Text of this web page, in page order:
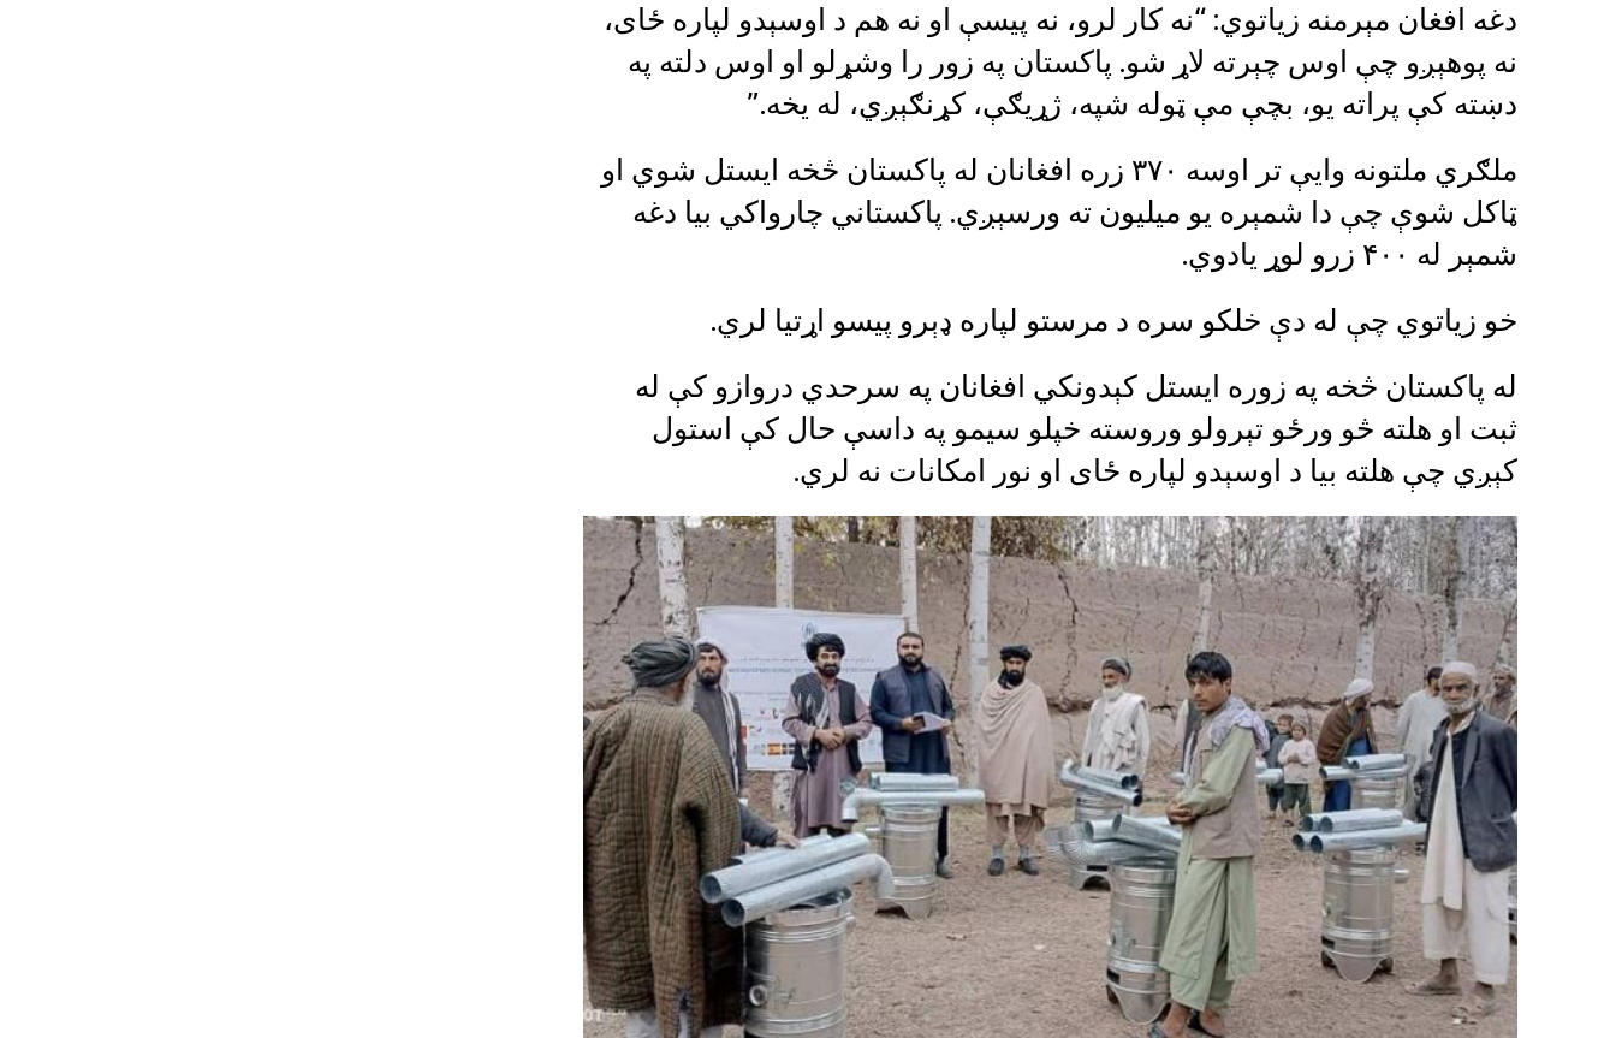
دغه افغان مېرمنه زیاتوي: “نه کار لرو، نه پیسې او نه هم د اوسېدو لپاره ځای،
نه پوهېږو چې اوس چېرته لاړ شو. پاکستان په زور را وشړلو او اوس دلته په
دښته کې پراته یو، بچې مې ټوله شپه، ژړیګې، کړنګېږي، له یخه.”
ملګري ملتونه وایې تر اوسه ۳۷۰ زره افغانان له پاکستان څخه ایستل شوي او
ټاکل شوې چې دا شمېره یو میلیون ته ورسېږي. پاکستاني چارواکي بیا دغه
شمېر له ۴۰۰ زرو لوړ یادوي.
خو زیاتوي چې له دې خلکو سره د مرستو لپاره ډېرو پیسو اړتیا لري.
له پاکستان څخه په زوره ایستل کېدونکي افغانان په سرحدي دروازو کې له
ثبت او هلته څو ورځو تېرولو وروسته خپلو سیمو په داسې حال کې استول
کېږي چې هلته بیا د اوسېدو لپاره ځای او نور امکانات نه لري.